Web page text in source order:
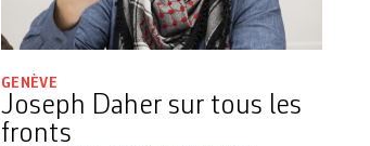
GENÈVE
Joseph Daher sur tous les
fronts